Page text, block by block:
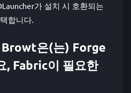
가 설치 시 호환되는
합니다.
은(는) Forge
, Fabric이 필요한